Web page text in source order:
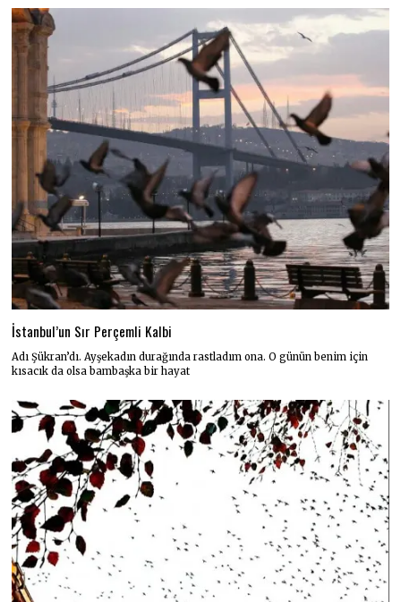
İstanbul’un Sır Perçemli Kalbi
Adı Şükran’dı. Ayşekadın durağında rastladım ona. O günün benim için
kısacık da olsa bambaşka bir hayat